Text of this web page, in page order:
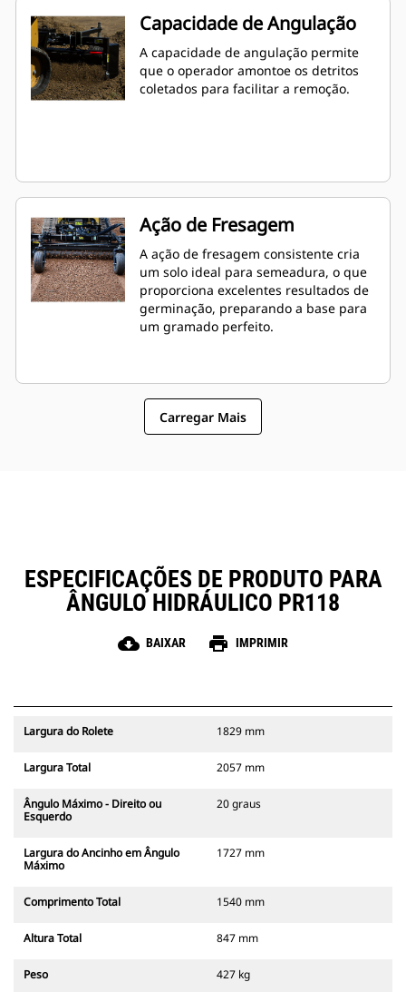
Capacidade de Angulação
A capacidade de angulação permite
que o operador amontoe os detritos
coletados para facilitar a remoção.
Ação de Fresagem
A ação de fresagem consistente cria
um solo ideal para semeadura, o que
proporciona excelentes resultados de
germinação, preparando a base para
um gramado perfeito.
Carregar Mais
ESPECIFICAÇÕES DE PRODUTO PARA
ÂNGULO HIDRÁULICO PR118
cloud_download BAIXAR print IMPRIMIR
Largura do Rolete 1829 mm
Largura Total 2057 mm
Ângulo Máximo - Direito ou
Esquerdo
20 graus
Largura do Ancinho em Ângulo
Máximo
1727 mm
Comprimento Total 1540 mm
Altura Total 847 mm
Peso 427 kg